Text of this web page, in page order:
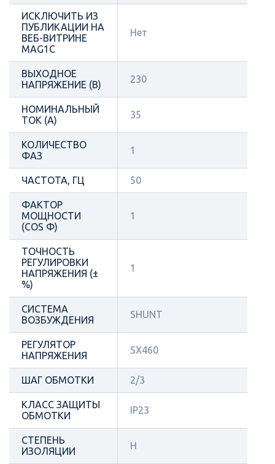
ИСКЛЮЧИТЬ ИЗ
ПУБЛИКАЦИИ НА
ВЕБ-ВИТРИНЕ
MAG1C
Нет
ВЫХОДНОЕ
НАПРЯЖЕНИЕ (В)
230
НОМИНАЛЬНЫЙ
ТОК (А)
35
КОЛИЧЕСТВО
ФАЗ
1
ЧАСТОТА, ГЦ 50
ФАКТОР
МОЩНОСТИ
(COS Φ)
1
ТОЧНОСТЬ
РЕГУЛИРОВКИ
НАПРЯЖЕНИЯ (±
%)
1
СИСТЕМА
ВОЗБУЖДЕНИЯ
SHUNT
РЕГУЛЯТОР
НАПРЯЖЕНИЯ
SX460
ШАГ ОБМОТКИ 2/3
КЛАСС ЗАЩИТЫ
ОБМОТКИ
IP23
СТЕПЕНЬ
ИЗОЛЯЦИИ
H